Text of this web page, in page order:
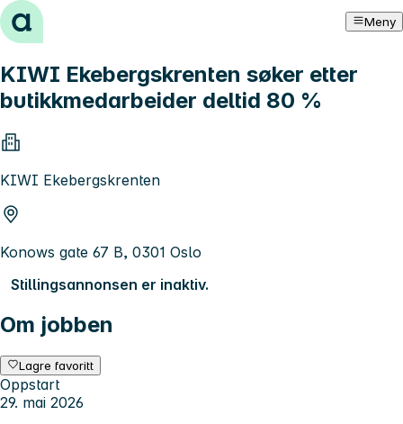
Hopp til innhold Meny
KIWI Ekebergskrenten søker etter
butikkmedarbeider deltid 80 %
KIWI Ekebergskrenten
Konows gate 67 B, 0301 Oslo
Stillingsannonsen er inaktiv.
Om jobben
Lagre favoritt
Oppstart
29. mai 2026